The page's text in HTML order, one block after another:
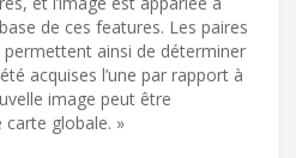
de ces features. Les paires
ainsi de déterminer
acquises l’une par rapport à
image peut être
globale. »